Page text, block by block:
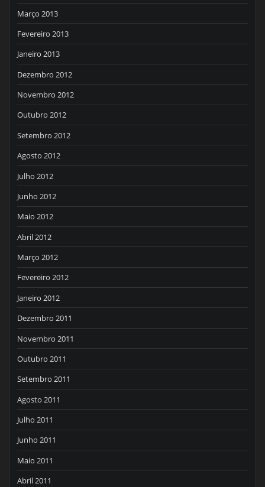
Março 2013
Fevereiro 2013
Janeiro 2013
Dezembro 2012
Novembro 2012
Outubro 2012
Setembro 2012
Agosto 2012
Julho 2012
Junho 2012
Maio 2012
Abril 2012
Março 2012
Fevereiro 2012
Janeiro 2012
Dezembro 2011
Novembro 2011
Outubro 2011
Setembro 2011
Agosto 2011
Julho 2011
Junho 2011
Maio 2011
Abril 2011